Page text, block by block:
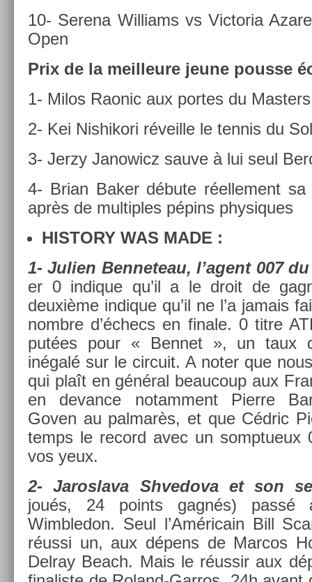
10- Serena Wil­liams vs Vic­toria
Open
Prix de la meil­leure jeune pous­se
1- Milos Raonic aux por­tes du Mast­ers
2- Kei Nis­hikori réveil­le le ten­nis du
3- Jerzy Janowicz sauve à lui seul
4- Brian Baker débute réel­le­ment
après de multi­ples pépins physiques
HIS­TO­RY WAS MADE :
1- Juli­en Be­nneteau, l’agent 007
er 0 in­dique qu’il a le droit de
deuxième in­dique qu’il ne l’a jamais
nombre d’échecs en fin­ale. 0 titre
put­ées pour « Be­nnet », un taux
inégalé sur le cir­cuit. A noter que
qui plaît en général be­aucoup aux
en de­van­ce notam­ment Pier­re
Goven au pal­marès, et que Cédric
temps le re­cord avec un somptueux
vos yeux.
2- Jaros­lava Shvedova et son
joués, 24 points gagnés)
Wimbledon. Seul l’Américain Bill
réussi un, aux dépens de Mar­cos
De­lray Beach. Mais le réussir aux